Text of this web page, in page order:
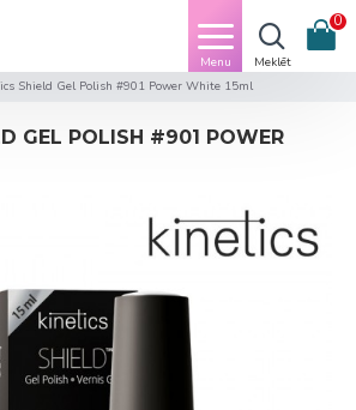
0
Shield Gel Polish #901 Power White 15ml
GEL POLISH #901 POWER